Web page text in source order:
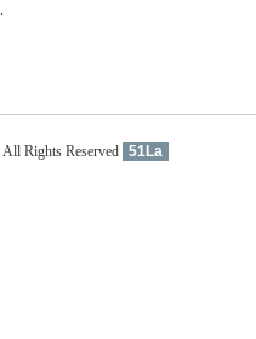
Rights Reserved 51La